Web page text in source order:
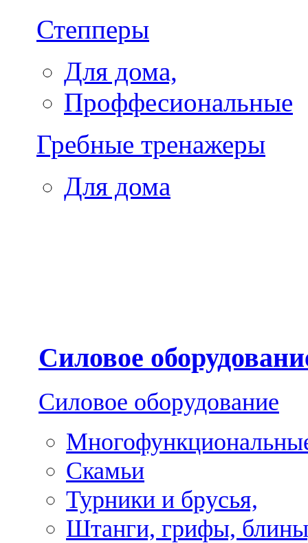
Степперы
Для дома,
Проффесиональные
Гребные тренажеры
Для дома
Силовое
Силовое оборудование
Скамьи
Турники и брусья,
Штанги, грифы,